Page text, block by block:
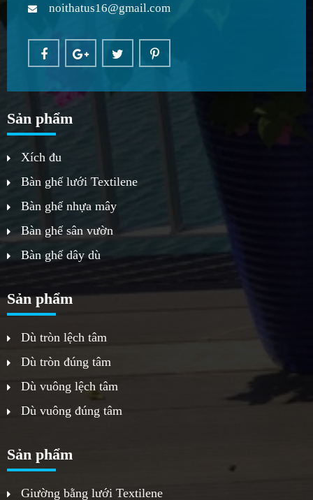
noithatus16@gmail.com
Sản phẩm
Xích đu
Bàn ghế lưới Textilene
Bàn ghế nhựa mây
Bàn ghế sân vườn
Bàn ghế dây dù
Sản phẩm
Dù tròn lệch tâm
Dù tròn đúng tâm
Dù vuông lệch tâm
Dù vuông đúng tâm
Sản phẩm
Giường bằng lưới Textilene